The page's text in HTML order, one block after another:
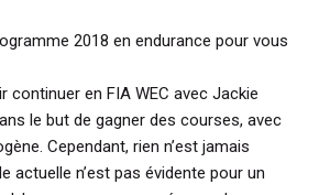
2018 en endurance pour vous
continuer en FIA WEC avec Jackie
le but de gagner des courses, avec
Cependant, rien n’est jamais
actuelle n’est pas évidente pour un